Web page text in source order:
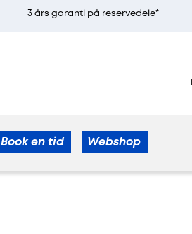
3 års garanti på reservedele*
Book en tid Webshop